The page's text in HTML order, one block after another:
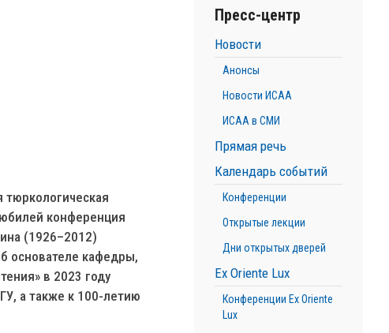
тюркологическая
конференция
(1926–2012)
основателе кафедры,
в 2023 году
а также к 100-летию
Пресс-центр
Новости
Анонсы
Новости ИСАА
ИСАА в СМИ
Прямая речь
Календарь событий
Конференции
Открытые лекции
Дни открытых дверей
Ex Oriente Lux
Конференции Ex Oriente
Lux